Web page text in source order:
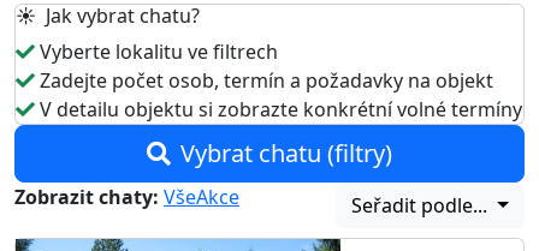
☀️ Jak vybrat chatu?
Vyberte lokalitu ve filtrech
Zadejte počet osob, termín a požadavky na objekt
V detailu objektu si zobrazte konkrétní volné termíny
Vybrat chatu (filtry)
Zobrazit chaty: VšeAkce Seřadit podle...